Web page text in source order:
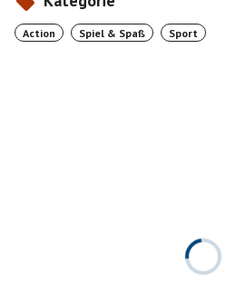
Action Spiel & Spaß Sport